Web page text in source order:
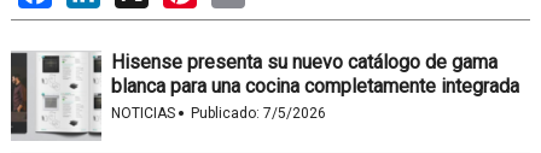
Hisense presenta su nuevo catálogo de gama
blanca para una cocina completamente integrada
NOTICIAS · Publicado: 7/5/2026